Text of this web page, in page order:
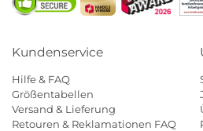
Kundenservice
Hilfe & FAQ
Größentabellen
Versand & Lieferung
Retouren & Reklamationen FAQ